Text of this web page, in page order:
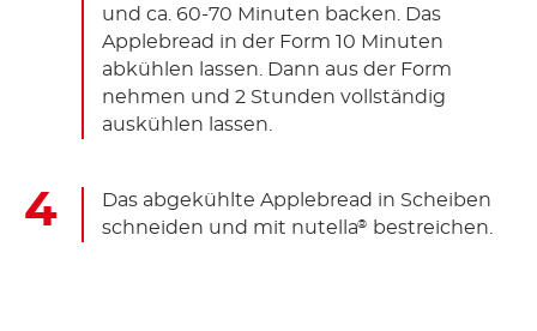
und ca. 60-70 Minuten backen. Das
Applebread in der Form 10 Minuten
abkühlen lassen. Dann aus der Form
nehmen und 2 Stunden vollständig
auskühlen lassen.
Das abgekühlte Applebread in Scheiben
schneiden und mit nutella® bestreichen.